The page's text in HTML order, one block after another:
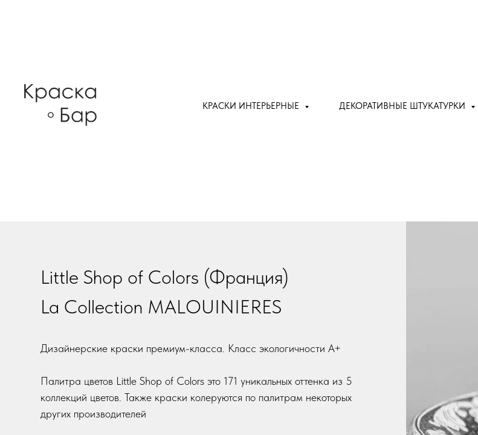
КРАСКИ ИНТЕРЬЕРНЫЕ ДЕКОРАТИВНЫЕ ШТУКАТУРКИ
Little Shop of Colors (Франция)
La Collection MALOUINIERES
Дизайнерские краски премиум-класса. Класс экологичности А+
Палитра цветов Little Shop of Colors это 171 уникальных оттенка из 5
коллекций цветов. Также краски колеруются по палитрам некоторых
других производителей